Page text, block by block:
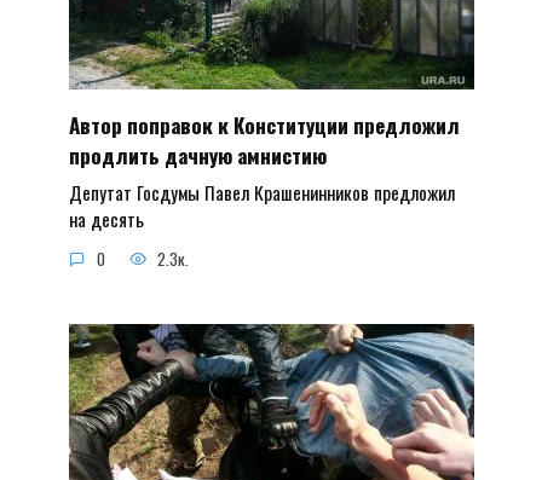
Автор поправок к Конституции предложил
продлить дачную амнистию
Депутат Госдумы Павел Крашенинников предложил
на десять
0 2.3к.